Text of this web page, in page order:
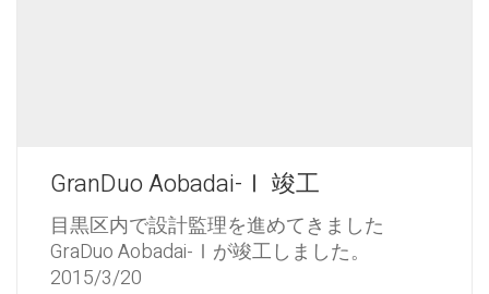
GranDuo Aobadai-Ⅰ 竣工
目黒区内で設計監理を進めてきました
GraDuo Aobadai-Ⅰが竣工しました。
2015/3/20